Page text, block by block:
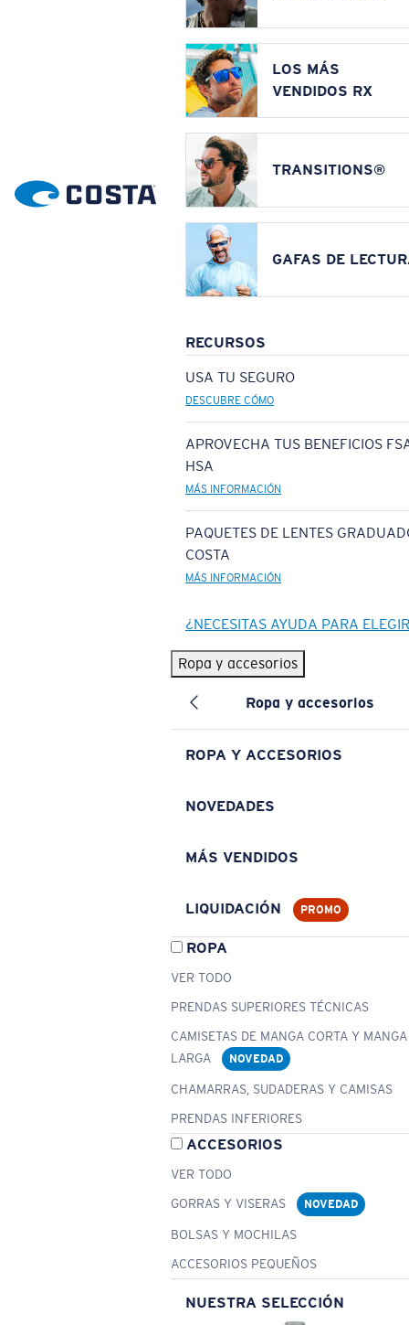
LOS MÁS
VENDIDOS RX
TRANSITIONS®
GAFAS DE
RECURSOS
USA TU SEGURO
DESCUBRE CÓMO
APROVECHA TUS BENEFICIOS
HSA
MÁS INFORMACIÓN
PAQUETES DE LENTES
COSTA
MÁS INFORMACIÓN
¿NECESITAS AYUDA PARA
Ropa y accesorios
Ropa y accesorios
ROPA Y ACCESORIOS
NOVEDADES
MÁS VENDIDOS
LIQUIDACIÓN PROMO
ROPA
VER TODO
PRENDAS SUPERIORES TÉCNICAS
CAMISETAS DE MANGA CORTA Y MANGA
LARGA
NOVEDAD
CHAMARRAS, SUDADERAS Y CAMISAS
PRENDAS INFERIORES
ACCESORIOS
VER TODO
GORRAS Y VISERAS
NOVEDAD
BOLSAS Y MOCHILAS
ACCESORIOS PEQUEÑOS
NUESTRA SELECCIÓN